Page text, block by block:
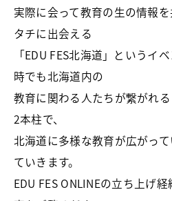
実際に会って教育の生の情報
タチに出会える
「EDU FES北海道」というイ
時でも北海道内の
教育に関わる人たちが繋がれ
2本柱で、
北海道に多様な教育が広がっ
ていきます。
EDU FES ONLINEの立ち上げ